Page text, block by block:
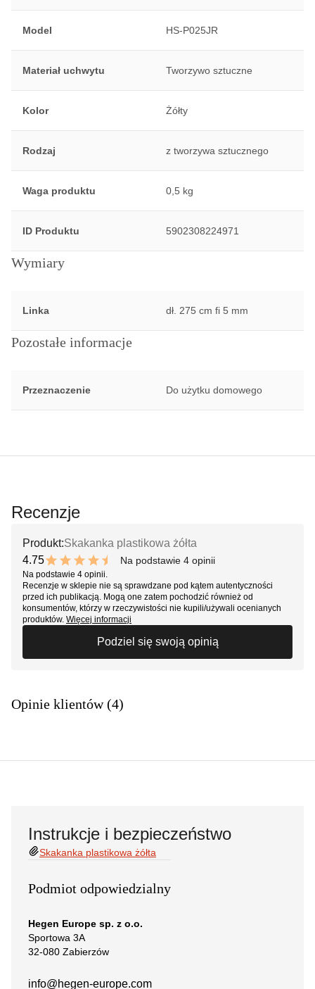
Model HS-P025JR
Materiał uchwytu Tworzywo sztuczne
Kolor Żółty
Rodzaj z tworzywa sztucznego
Waga produktu 0,5 kg
ID Produktu 5902308224971
Wymiary
Linka dł. 275 cm fi 5 mm
Pozostałe informacje
Przeznaczenie Do użytku domowego
Recenzje
Produkt:Skakanka plastikowa żółta
4.75
9.5 out of 10 stars
Na podstawie 4 opinii
Na podstawie 4 opinii.
Recenzje w sklepie nie są sprawdzane pod kątem autentyczności
przed ich publikacją. Mogą one zatem pochodzić również od
konsumentów, którzy w rzeczywistości nie kupili/używali ocenianych
produktów. Więcej informacji
Podziel się swoją opinią
Opinie klientów (4)
Instrukcje i bezpieczeństwo
Skakanka plastikowa żółta
Podmiot odpowiedzialny
Hegen Europe sp. z o.o.
Sportowa 3A
32-080 Zabierzów
info@hegen-europe.com